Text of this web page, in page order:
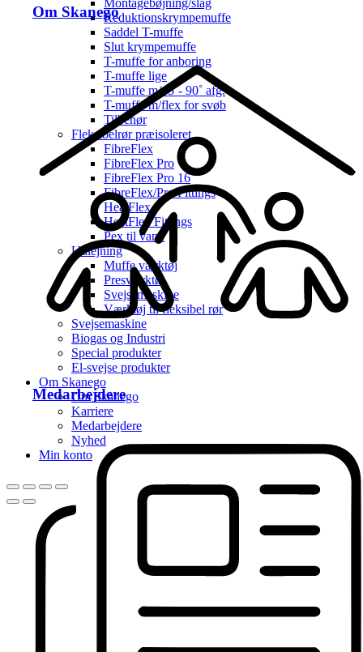
Om Skanego
Medarbejdere
Reduktionskrympemuffe
Saddel T-muffe
Slut krympemuffe
T-muffe for anboring
T-muffe lige
T-muffe m/45˚- 90˚ afg.
T-muffe m/flex for svøb
Tilbehør
Fleksibelrør præisoleret
FibreFlex
FibreFlex Pro
FibreFlex Pro 16
FibreFlex/Pro Fittings
HeatFlex
HeatFlex Fittings
Pex til vand
Udlejning
Muffe værktøj
Presværktøj
Svejsemaskine
Værktøj til fleksibel rør
Svejsemaskine
Biogas og Industri
Special produkter
El-svejse produkter
Om Skanego
Om Skanego
Karriere
Medarbejdere
Nyhed
Min konto